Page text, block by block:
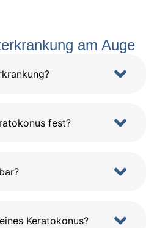
am Auge
fest?
Keratokonus?